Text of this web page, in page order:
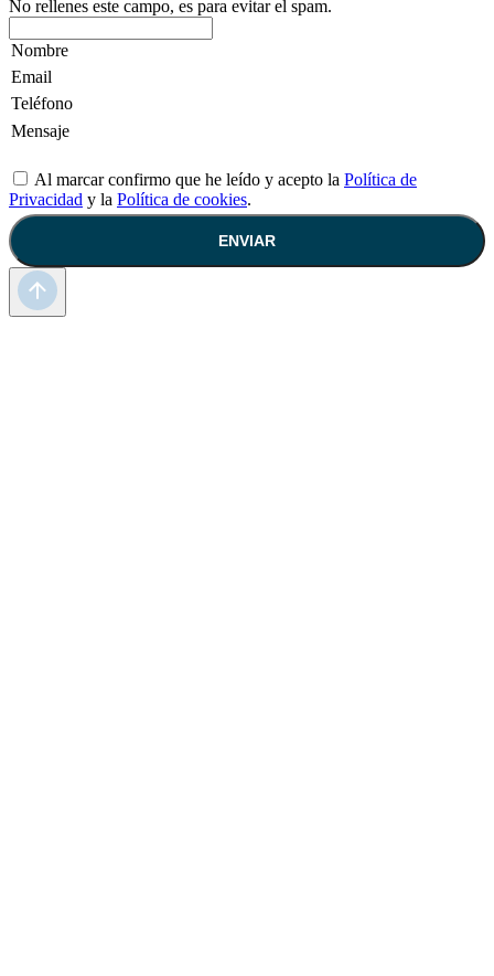
No rellenes este campo, es para evitar el spam.
Al marcar confirmo que he leído y acepto la Política de
Privacidad y la Política de cookies.
ENVIAR